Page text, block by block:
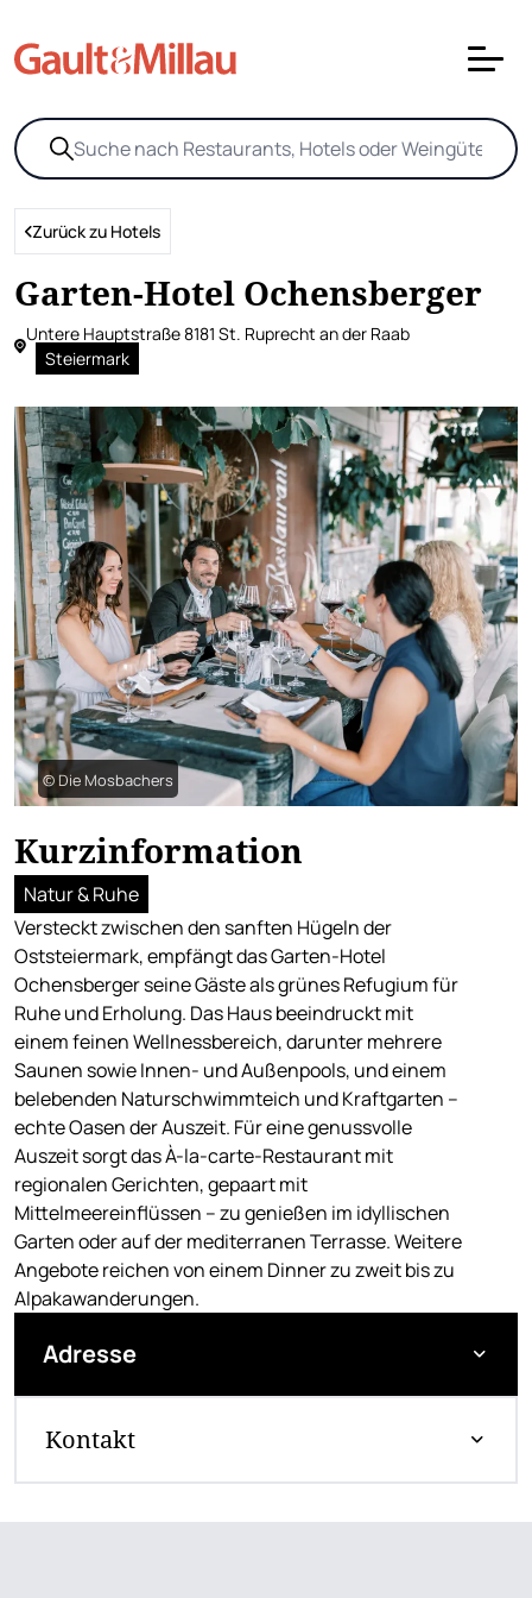
Zurück zu Hotels
Garten-Hotel Ochensberger
Untere Hauptstraße 8181 St. Ruprecht an der Raab
Steiermark
© Die Mosbachers
Kurzinformation
Natur & Ruhe
Versteckt zwischen den sanften Hügeln der
Oststeiermark, empfängt das Garten-Hotel
Ochensberger seine Gäste als grünes Refugium für
Ruhe und Erholung. Das Haus beeindruckt mit
einem feinen Wellnessbereich, darunter mehrere
Saunen sowie Innen- und Außenpools, und einem
belebenden Naturschwimmteich und Kraftgarten –
echte Oasen der Auszeit. Für eine genussvolle
Auszeit sorgt das À-la-carte-Restaurant mit
regionalen Gerichten, gepaart mit
Mittelmeereinflüssen – zu genießen im idyllischen
Garten oder auf der mediterranen Terrasse. Weitere
Angebote reichen von einem Dinner zu zweit bis zu
Alpakawanderungen.
Adresse
Kontakt